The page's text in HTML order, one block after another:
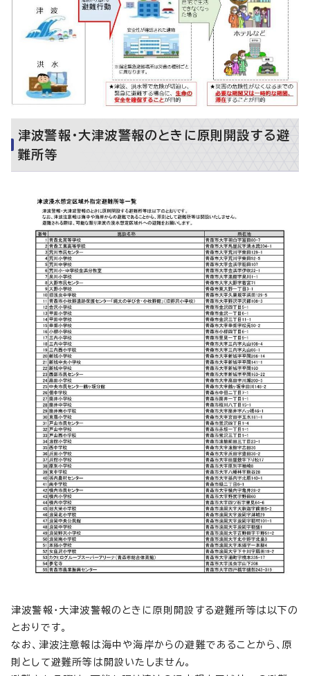
津波警報・大津波警報のときに原則開設する避
難所等
津波警報・大津波警報のときに原則開設する避難所等は以下の
とおりです。
なお、津波注意報は海中や海岸からの避難であることから、原
則として避難所等は開設いたしません。